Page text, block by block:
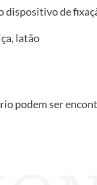
de
latão
podem ser